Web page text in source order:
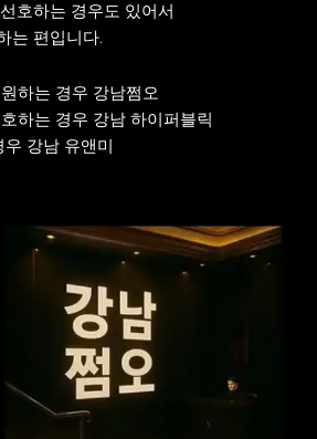
호하는 경우도 있어서
는 편입니다.
하는 경우 강남쩜오
하는 경우 강남 하이퍼블릭
우 강남 유앤미